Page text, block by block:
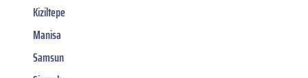
Kiziltepe
Manisa
Samsun